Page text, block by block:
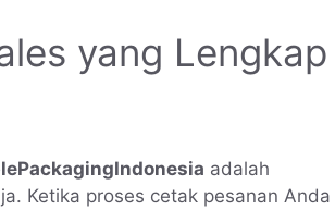
yang Lengkap
adalah
Ketika proses cetak pesanan Anda